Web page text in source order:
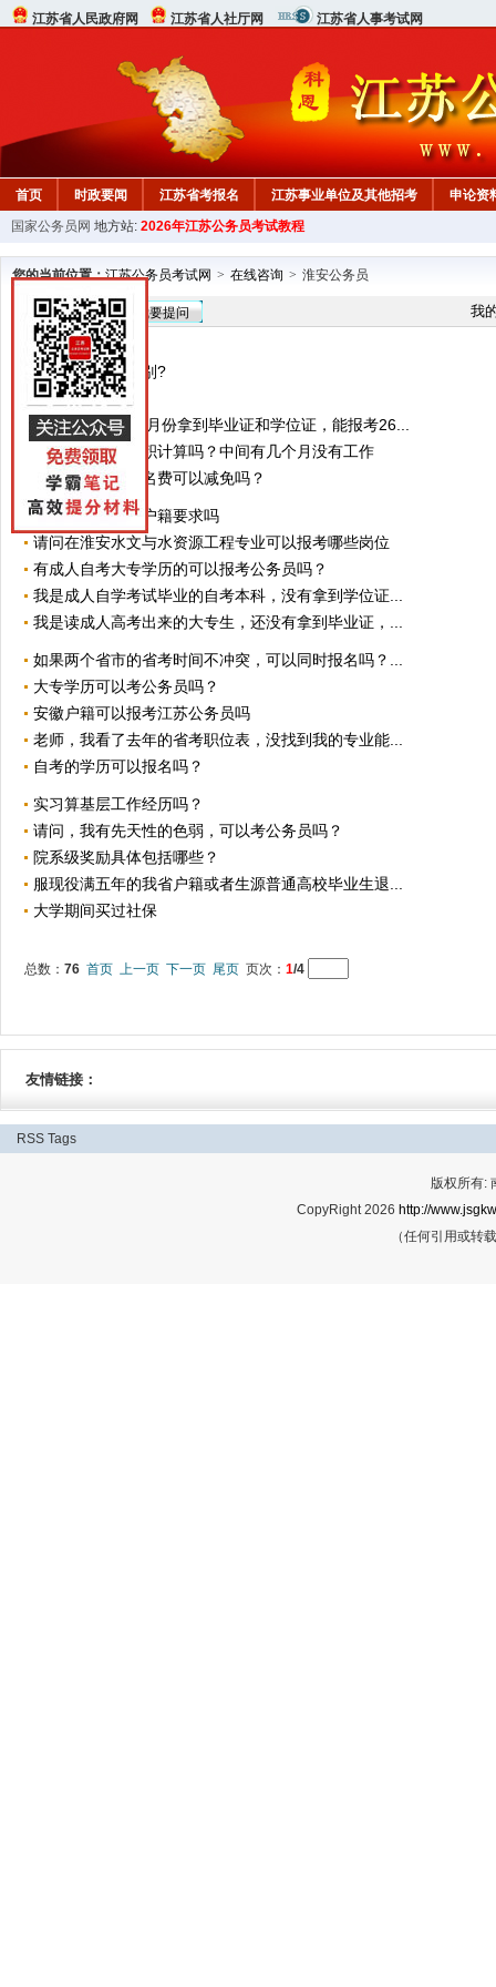
江苏省人民政府网 江苏省人社厅网 江苏省人事考试网
首页 时政要闻 江苏省考报名 江苏事业单位及其他招考
申论资
国家公务员网 地方站: 2026年江苏公务员考试教程
您的当前位置：江苏公务员考试网 > 在线咨询 > 淮安公务员
在线咨询 我要提问 我
国考、省考的区别?
专业
自考本科25年12月份拿到毕业证和学位证，能报考26...
工作时间可以累积计算吗？中间有几个月没有工作
公务员考试的报名费可以减免吗？
报考江苏省考有户籍要求吗
请问在淮安水文与水资源工程专业可以报考哪些岗位
有成人自考大专学历的可以报考公务员吗？
我是成人自学考试毕业的自考本科，没有拿到学位证...
我是读成人高考出来的大专生，还没有拿到毕业证，...
如果两个省市的省考时间不冲突，可以同时报名吗？...
大专学历可以考公务员吗？
安徽户籍可以报考江苏公务员吗
老师，我看了去年的省考职位表，没找到我的专业能...
自考的学历可以报名吗？
实习算基层工作经历吗？
请问，我有先天性的色弱，可以考公务员吗？
院系级奖励具体包括哪些？
服现役满五年的我省户籍或者生源普通高校毕业生退...
大学期间买过社保
总数： 76 首页 上一页 下一页 尾页 页次： 1/4
友情链接：
RSS Tags
版权所有:
CopyRight 2026 http://
（任何引用或转